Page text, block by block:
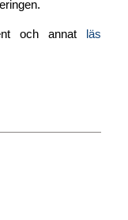
och annat
läs